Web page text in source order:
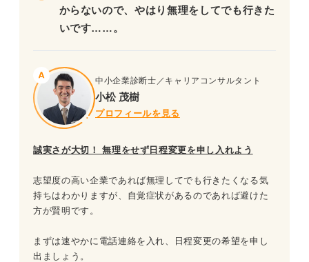
からないので、やはり無理をしてでも行きた
いです……。
中小企業診断士／キャリアコンサルタント
小松 茂樹
プロフィールを見る
誠実さが大切！ 無理をせず日程変更を申し入れよう
志望度の高い企業であれば無理してでも行きたくなる気
持ちはわかりますが、自覚症状があるのであれば避けた
方が賢明です。
まずは速やかに電話連絡を入れ、日程変更の希望を申し
出ましょう。
予防対策をおこなう
面接当日に体調不良になったら企業へのマナーを徹底し迷
惑をかけないようにしよう